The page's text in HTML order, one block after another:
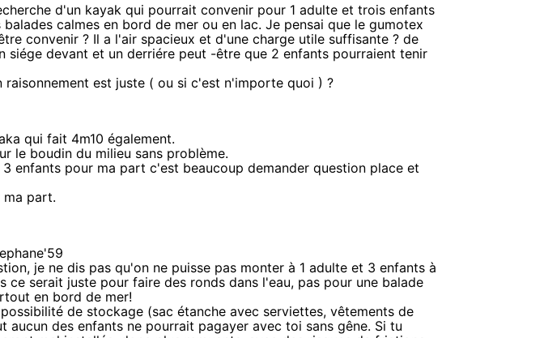
d'un kayak qui pourrait convenir pour 1 adulte et trois enfants
calmes en bord de mer ou en lac. Je pensai que le gumotex
convenir ? Il a l'air spacieux et d'une charge utile suffisante ? de
siége devant et un derriére peut -être que 2 enfants pourraient tenir
raisonnement est juste ( ou si c'est n'importe quoi ) ?
qui fait 4m10 également.
le boudin du milieu sans problème.
enfants pour ma part c'est beaucoup demander question place et
part.
je ne dis pas qu'on ne puisse pas monter à 1 adulte et 3 enfants à
ce serait juste pour faire des ronds dans l'eau, pas pour une balade
en bord de mer!
de stockage (sac étanche avec serviettes, vêtements de
aucun des enfants ne pourrait pagayer avec toi sans gêne. Si tu